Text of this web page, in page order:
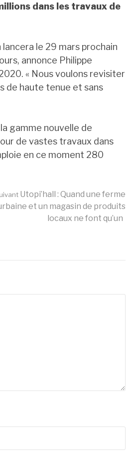
dans les travaux de
le 29 mars prochain
annonce Philippe
« Nous voulons revisiter
de haute tenue et sans
gamme nouvelle de
de vastes travaux dans
en ce moment 280
Utopi’hall : Quand une ferme
et un magasin de produits
locaux ne font qu’un